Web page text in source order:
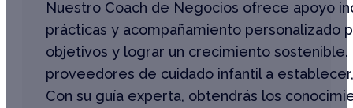
Nuestro Coach de Negocios ofrece apoyo
prácticas y acompañamiento personalizado
objetivos y lograr un crecimiento sostenible.
proveedores de cuidado infantil a
Con su guía experta, obtendrás los